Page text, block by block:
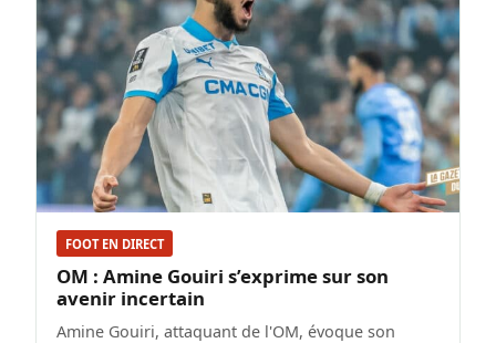
FOOT EN DIRECT
OM : Amine Gouiri s’exprime sur son
avenir incertain
Amine Gouiri, attaquant de l'OM, évoque son